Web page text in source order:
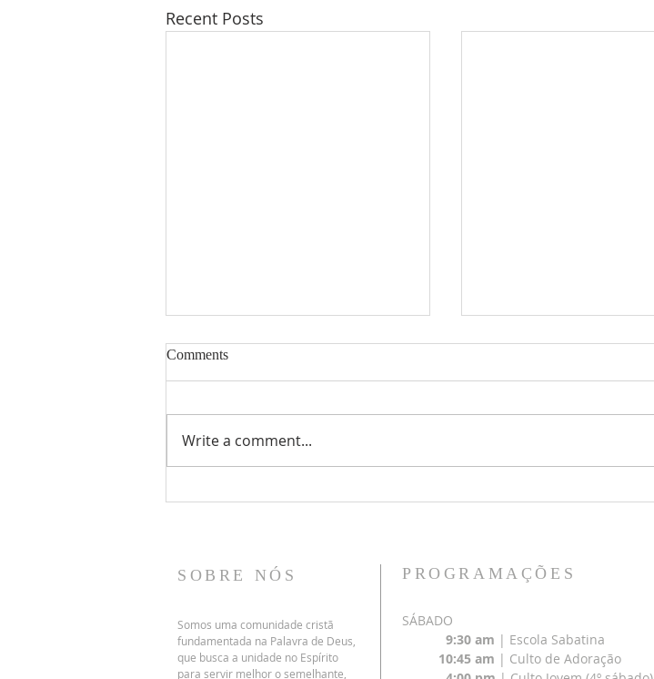
Recent Posts
40 - Amor
Comments
Write a comment...
SOBRE NÓS
Somos uma comunidade cristã
fundamentada na Palavra de Deus,
que busca a unidade no Espírito
para servir melhor o semelhante,
PROGRAMAÇÕES
SÁBADO
9:30 am | Escola Sabatina
10:45 am | Culto de Adoração